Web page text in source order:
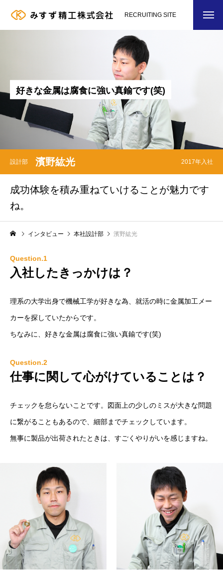
RECRUITING SITE
好きな金属は腐食に強い真鍮です(笑)
設計部 濱野紘光 2017年入社
成功体験を積み重ねていけることが魅力です
ね。
インタビュー 本社設計部 濱野紘光
Question.1
入社したきっかけは？
理系の大学出身で機械工学が好きな為、就活の時に金属加工メー
カーを探していたからです。
ちなみに、好きな金属は腐食に強い真鍮です(笑)
Question.2
仕事に関して心がけていることは？
チェックを怠らないことです。図面上の少しのミスが大きな問題
に繋がることもあるので、細部までチェックしています。
無事に製品が出荷されたときは、すごくやりがいを感じますね。